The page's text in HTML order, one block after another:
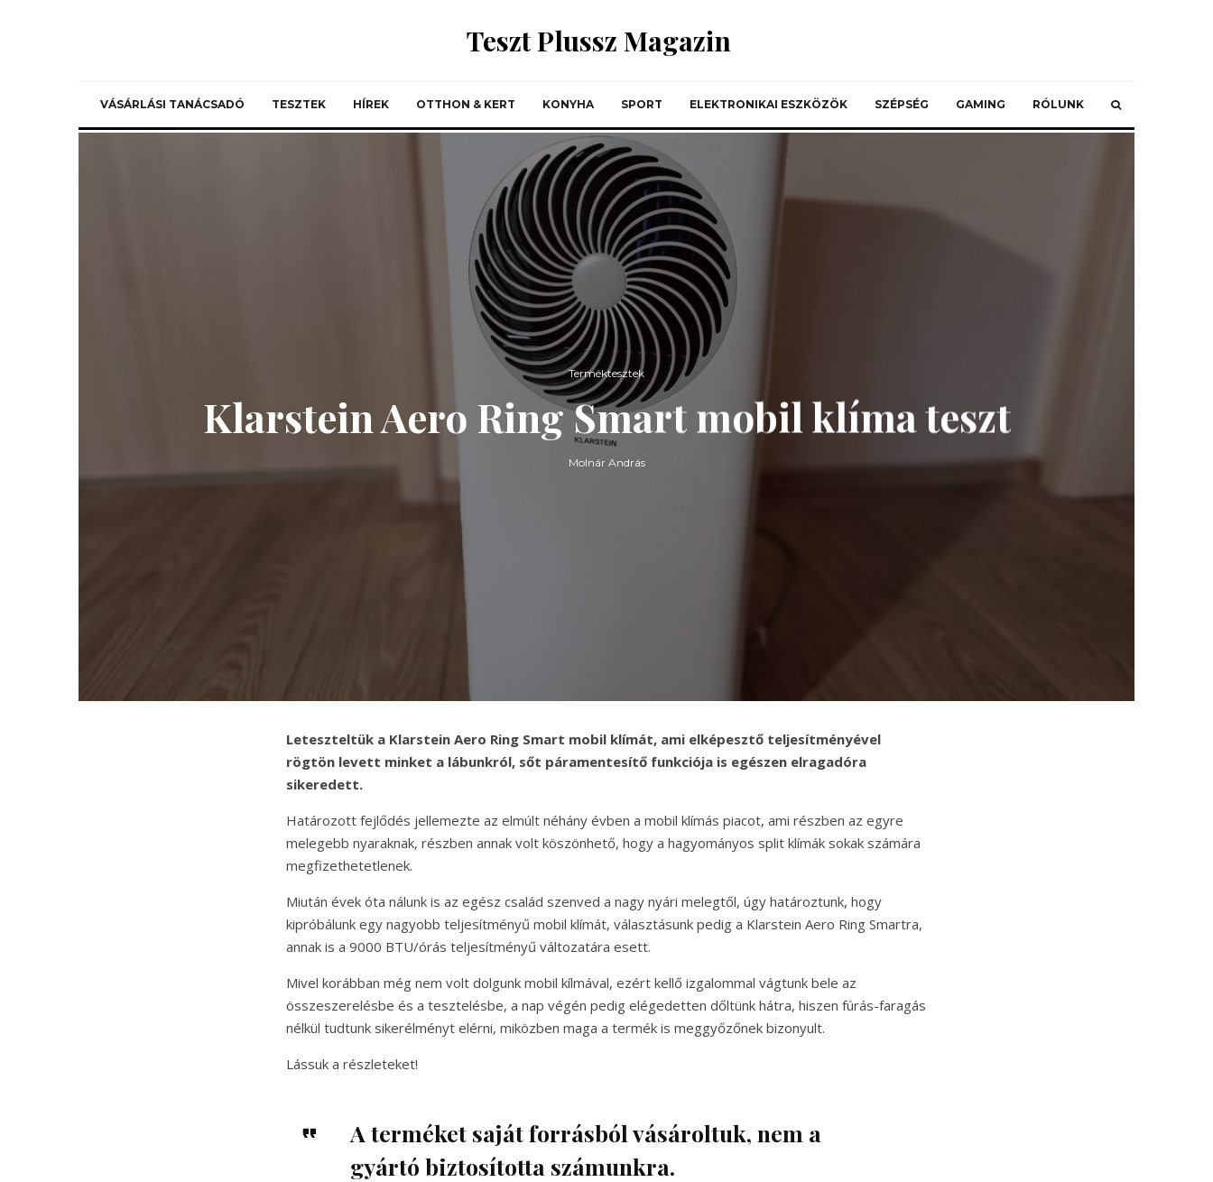
Teszt Plussz Magazin
VÁSÁRLÁSI TANÁCSADÓ TESZTEK HÍREK OTTHON & KERT KONYHA SPORT ELEKTRONIKAI ESZKÖZÖK SZÉPSÉG GAMING RÓLUNK
Terméktesztek
Klarstein Aero Ring Smart mobil klíma teszt
Molnár András
Leteszteltük a Klarstein Aero Ring Smart mobil klímát, ami elképesztő teljesítményével
rögtön levett minket a lábunkról, sőt páramentesítő funkciója is egészen elragadóra
sikeredett.
Határozott fejlődés jellemezte az elmúlt néhány évben a mobil klímás piacot, ami részben az egyre
melegebb nyaraknak, részben annak volt köszönhető, hogy a hagyományos split klímák sokak számára
megfizethetetlenek.
Miután évek óta nálunk is az egész család szenved a nagy nyári melegtől, úgy határoztunk, hogy
kipróbálunk egy nagyobb teljesítményű mobil klímát, választásunk pedig a Klarstein Aero Ring Smartra,
annak is a 9000 BTU/órás teljesítményű változatára esett.
Mivel korábban még nem volt dolgunk mobil kílmával, ezért kellő izgalommal vágtunk bele az
összeszerelésbe és a tesztelésbe, a nap végén pedig elégedetten dőltünk hátra, hiszen fúrás-faragás
nélkül tudtunk sikerélményt elérni, miközben maga a termék is meggyőzőnek bizonyult.
Lássuk a részleteket!
A terméket saját forrásból vásároltuk, nem a
gyártó biztosította számunkra.